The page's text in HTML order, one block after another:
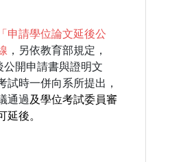
申請學位論文延後公
，另依教育部規定，
公開申請書與證明文
試時一併向系所提出，
通過 及學位考試委員審
延後。